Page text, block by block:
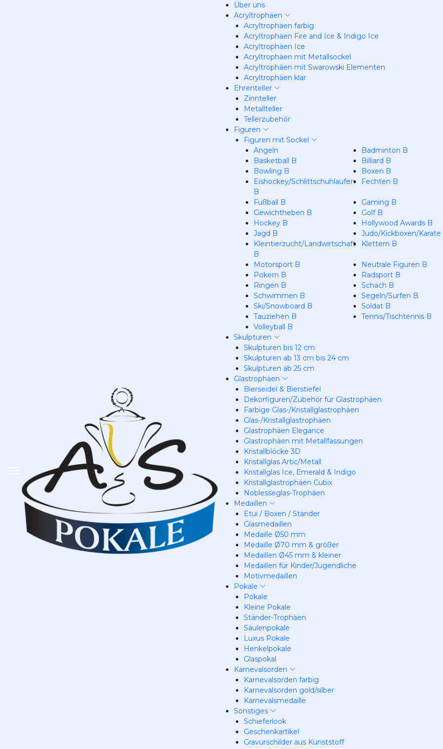
Über uns
Acryltrophäen
Acryltrophäen farbig
Acryltrophäen Fire and Ice & Indigo Ice
Acryltrophäen Ice
Acryltrophäen mit Metallsockel
Acryltrophäen mit Swarowski Elementen
Acryltrophäen klar
Ehrenteller
Zinnteller
Metallteller
Tellerzubehör
Figuren
Figuren mit Sockel
Angeln
Badminton B
Basketball B
Billiard B
Bowling B
Boxen B
Eishockey/Schlittschuhlaufen
B
Fechten B
Fußball B
Gaming B
Gewichtheben B
Golf B
Hockey B
Hollywood Awards B
Jagd B
Judo/Kickboxen/Karate
Kleintierzucht/Landwirtschaft
B
Klettern B
Motorsport B
Neutrale Figuren B
Pokern B
Radsport B
Ringen B
Schach B
Schwimmen B
Segeln/Surfen B
Ski/Snowboard B
Soldat B
Tauziehen B
Tennis/Tischtennis B
Volleyball B
Skulpturen
Skulpturen bis 12 cm
Skulpturen ab 13 cm bis 24 cm
Skulpturen ab 25 cm
Glastrophäen
Bierseidel & Bierstiefel
Dekorfiguren/Zubehör für Glastrophäen
Farbige Glas-/Kristallglastrophäen
Glas-/Kristallglastrophäen
Glastrophäen Elegance
Glastrophäen mit Metallfassungen
Kristallblöcke 3D
Kristallglas Artic/Metall
Kristallglas Ice, Emerald & Indigo
Kristallglastrophäen Cubix
Noblesseglas-Trophäen
Medaillen
Etui / Boxen / Ständer
Glasmedaillen
Medaille Ø50 mm
Medaille Ø70 mm & größer
Medaillen Ø45 mm & kleiner
Medaillen für Kinder/Jugendliche
Motivmedaillen
Pokale
Pokale
Kleine Pokale
Ständer-Trophäen
Säulenpokale
Luxus Pokale
Henkelpokale
Glaspokal
Karnevalsorden
Karnevalsorden farbig
Karnevalsorden gold/silber
Karnevalsmedaille
Sonstiges
Schieferlook
Geschenkartikel
Gravurschilder aus Kunststoff